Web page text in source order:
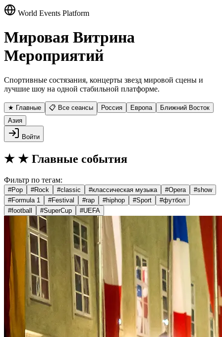
World Events Platform
Мировая Витрина
Мероприятий
Спортивные состязания, концерты звезд мировой сцены и
лучшие шоу на одной стабильной платформе.
★ Главные 📋 Все сеансы Россия Европа
Ближний Восток
Азия
Войти
★ ★ Главные события
Фильтр по тегам:
#Pop #Rock #classic #классическая музыка #Opera #show
#Formula 1 #Festival #rap #hiphop #Sport #футбол
#football #SuperCup #UEFA